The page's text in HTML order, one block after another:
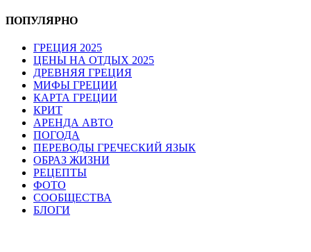
ПОПУЛЯРНО
ГРЕЦИЯ 2025
ЦЕНЫ НА ОТДЫХ 2025
ДРЕВНЯЯ ГРЕЦИЯ
МИФЫ ГРЕЦИИ
КАРТА ГРЕЦИИ
КРИТ
АРЕНДА АВТО
ПОГОДА
ПЕРЕВОДЫ ГРЕЧЕСКИЙ ЯЗЫК
ОБРАЗ ЖИЗНИ
РЕЦЕПТЫ
ФОТО
СООБЩЕСТВА
БЛОГИ